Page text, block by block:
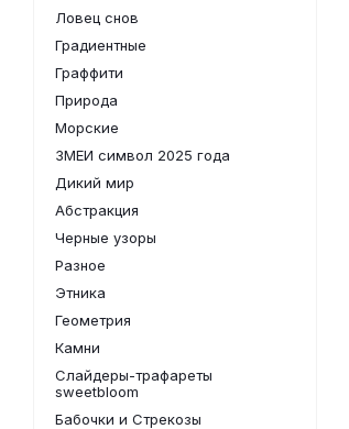
Ловец снов
Градиентные
Граффити
Природа
Морские
ЗМЕИ символ 2025 года
Дикий мир
Абстракция
Черные узоры
Разное
Этника
Геометрия
Камни
Слайдеры-трафареты
sweetbloom
Бабочки и Стрекозы